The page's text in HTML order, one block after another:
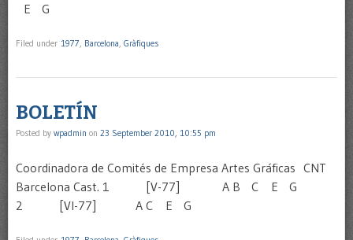
E G
Filed under 1977, Barcelona, Gràfiques
BOLETÍN
Posted by wpadmin on 23 September 2010, 10:55 pm
Coordinadora de Comités de Empresa Artes Gráficas CNT
Barcelona Cast. 1 [V-77] A B C E G
2 [VI-77] A C E G